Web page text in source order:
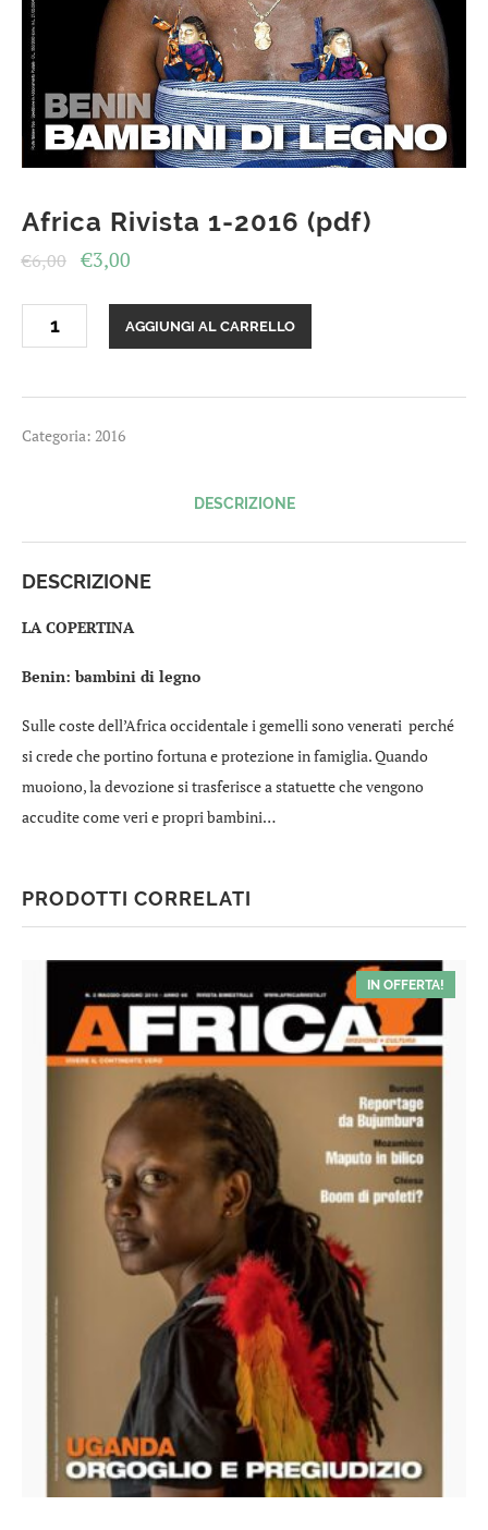
Africa Rivista 1-2016 (pdf)
€6,00 Il
originale
era:
€3,00
attuale
è:
Rivista
1-
(pdf)
AGGIUNGI AL CARRELLO
Categoria: 2016
DESCRIZIONE
DESCRIZIONE
LA COPERTINA
Benin: bambini di legno
Sulle coste dell’Africa occidentale i gemelli sono venerati perché
si crede che portino fortuna e protezione in famiglia. Quando
muoiono, la devozione si trasferisce a statuette che vengono
accudite come veri e propri bambini…
PRODOTTI CORRELATI
IN OFFERTA!